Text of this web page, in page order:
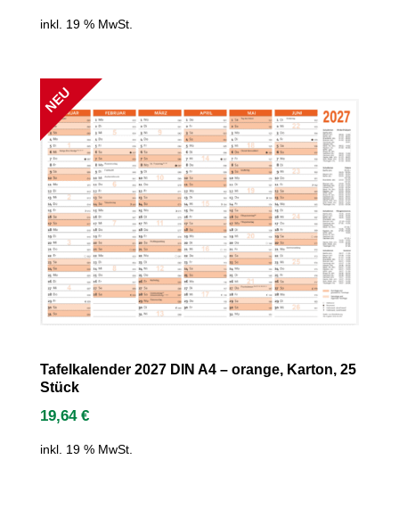
inkl. 19 % MwSt.
Tafelkalender 2027 DIN A4 – orange, Karton, 25
Stück
19,64 €
inkl. 19 % MwSt.
NEU